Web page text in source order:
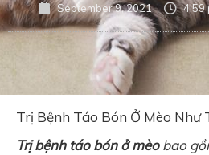
September 9, 2021
4:59
Trị Bệnh Táo Bón Ở Mèo Như
Trị bệnh táo bón ở mèobao